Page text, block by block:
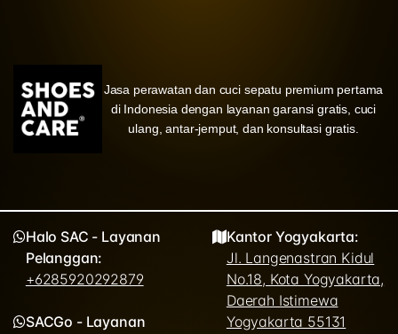
Jasa perawatan dan cuci sepatu premium pertama
di Indonesia dengan layanan garansi gratis, cuci
ulang, antar-jemput, dan konsultasi gratis.
Halo SAC - Layanan
Pelanggan:
+6285920292879
SACGo - Layanan
Kantor Yogyakarta:
Jl. Langenastran Kidul
No.18, Kota Yogyakarta,
Daerah Istimewa
Yogyakarta 55131